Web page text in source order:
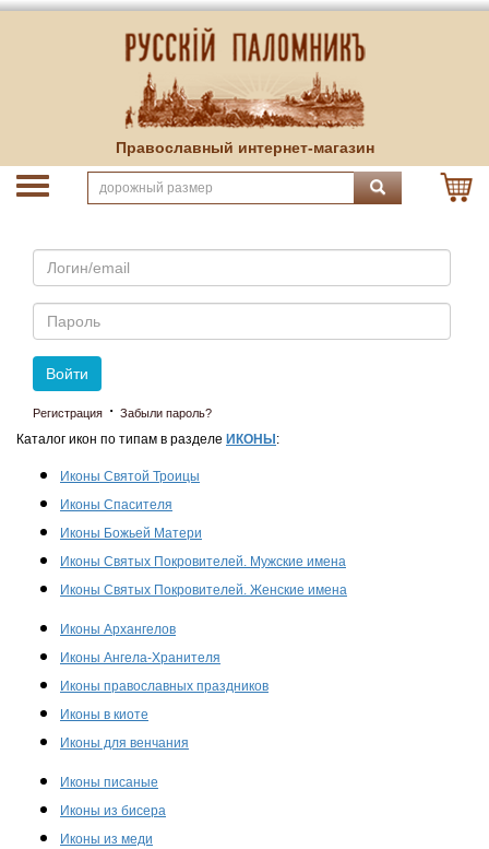
Православный интернет-магазин
Email
Пароль
Войти
Регистрация · Забыли пароль?
Каталог икон по типам в разделе ИКОНЫ :
Иконы Святой Троицы
Иконы Спасителя
Иконы Божьей Матери
Иконы Святых Покровителей. Мужские имена
Иконы Святых Покровителей. Женские имена
Иконы Архангелов
Иконы Ангела-Хранителя
Иконы православных праздников
Иконы в киоте
Иконы для венчания
Иконы писаные
Иконы из бисера
Иконы из меди